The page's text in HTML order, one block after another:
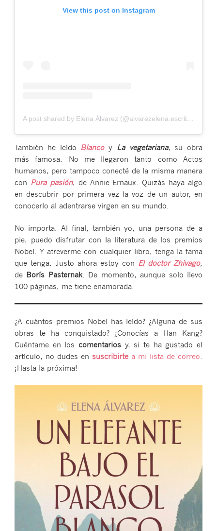
View this post on Instagram
A post shared by Elena Álvarez (@alvarezelena.escritora)
También he leído Blanco y La vegetariana, su obra
más famosa. No me llegaron tanto como Actos
humanos, pero tampoco conecté de la misma manera
con Pura pasión, de Annie Ernaux. Quizás haya algo
en descubrir por primera vez la voz de un autor, en
conocerlo al adentrarse virgen en su mundo.
No importa. Al final, también yo, una persona de a
pie, puedo disfrutar con la literatura de los premios
Nobel. Y atreverme con cualquier libro, tenga la fama
que tenga. Justo ahora estoy con El doctor Zhivago,
de Borís Pasternak. De momento, aunque solo llevo
100 páginas, me tiene enamorada.
¿A cuántos premios Nobel has leído? ¿Alguna de sus
obras te ha conquistado? ¿Conocías a Han Kang?
Cuéntame en los comentarios y, si te ha gustado el
artículo, no dudes en suscribirte a mi lista de correo.
¡Hasta la próxima!